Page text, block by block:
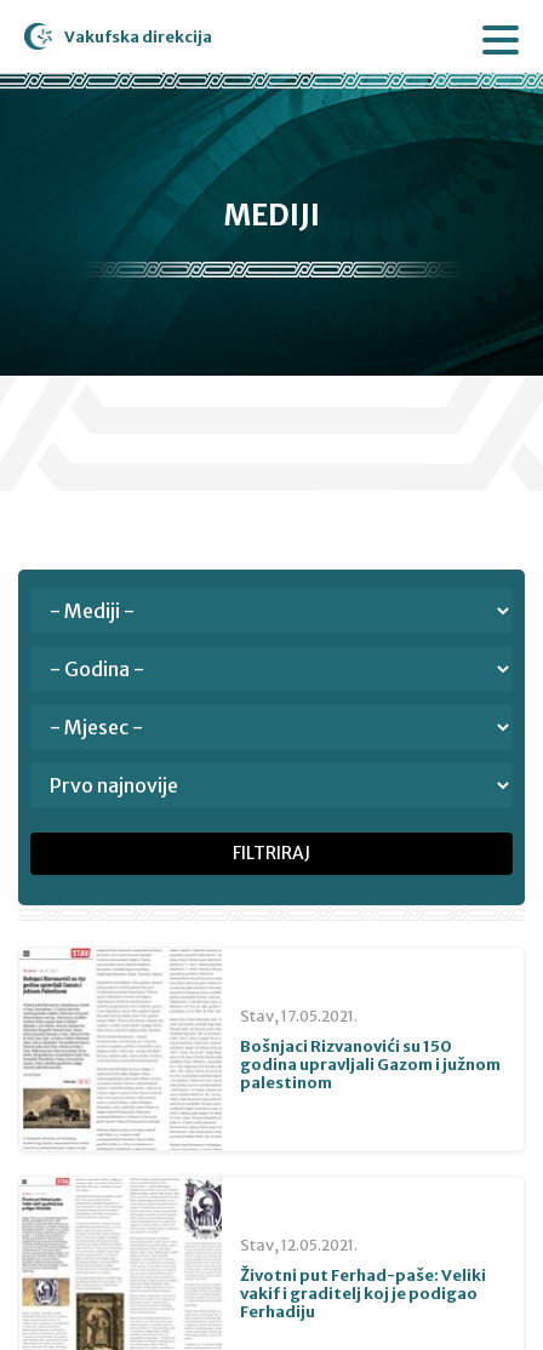
Vakufska direkcija
MEDIJI
FILTRIRAJ
Stav,17.05.2021.
Bošnjaci Rizvanovići su 150
godina upravljali Gazom i južnom
palestinom
Stav,12.05.2021.
Životni put Ferhad-paše: Veliki
vakif i graditelj koj je podigao
Ferhadiju